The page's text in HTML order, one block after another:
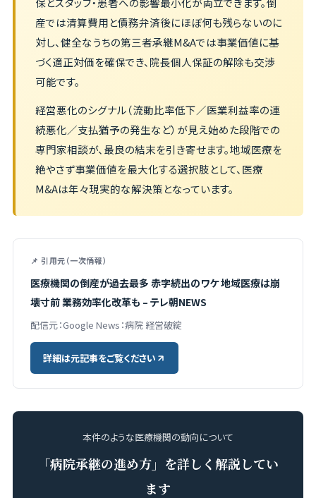
産では清算費用と債務弁済後にほぼ何も残らないのに
対し、健全なうちの第三者承継M&Aでは事業価値に基
づく適正対価を確保でき、院長個人保証の解除も交渉
可能です。
経営悪化のシグナル（流動比率低下／医業利益率の連
続悪化／支払猶予の発生など）が見え始めた段階での
専門家相談が、最良の結末を引き寄せます。地域医療を
絶やさず事業価値を最大化する選択肢として、医療
M&Aは年々現実的な解決策となっています。
📌 引用元（一次情報）
医療機関の倒産が過去最多 赤字続出のワケ 地域医療は崩
壊寸前 業務効率化改革も – テレ朝NEWS
配信元：Google News：病院 経営破綻
詳細は元記事をご覧ください
本件のような医療機関の動向について
「病院承継の進め方」を詳しく解説してい
ます